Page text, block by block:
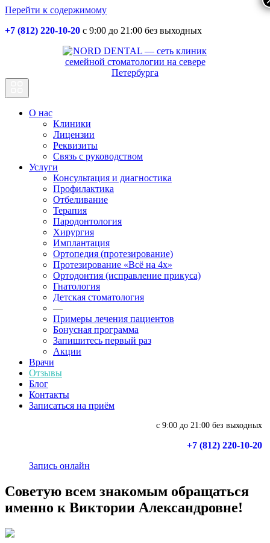
Перейти к содержимому
+7 (812) 220-10-20 с 9:00 до 21:00 без выходных
Основная
навигация
О нас
Клиники
Лицензии
Реквизиты
Связь с руководством
Услуги
Консультация и диагностика
Профилактика
Отбеливание
Терапия
Пародонтология
Хирургия
Имплантация
Ортопедия (протезирование)
Протезирование «Всё на 4х»
Ортодонтия (исправление прикуса)
Гнатология
Детская стоматология
—
Примеры лечения пациентов
Бонусная программа
Запишитесь первый раз
Акции
Врачи
Отзывы
Блог
Контакты
Записаться на приём
с 9:00 до 21:00 без выходных
+7 (812) 220-10-20
Запись онлайн
Советую всем знакомым обращаться
именно к Виктории Александровне!